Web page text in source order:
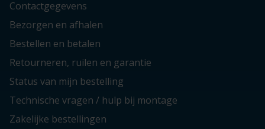
Contactgegevens
Bezorgen en afhalen
Bestellen en betalen
Retourneren, ruilen en garantie
Status van mijn bestelling
Technische vragen / hulp bij montage
Zakelijke bestellingen